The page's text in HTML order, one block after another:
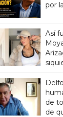
por
Así
de
de